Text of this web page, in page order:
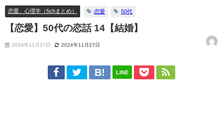
恋愛、心理学（5chまとめ） 恋愛 50代
【恋愛】50代の恋話 14【結婚】
2024年11月27日 2024年11月27日
LINE